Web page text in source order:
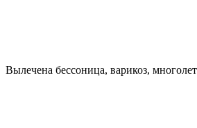
Вылечена бессоница, варикоз,